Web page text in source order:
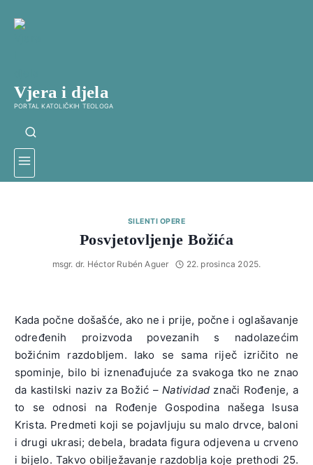
Vjera i djela
PORTAL KATOLIČKIH TEOLOGA
SILENTI OPERE
Posvjetovljenje Božića
msgr. dr. Héctor Rubén Aguer 22. prosinca 2025.
Kada počne došašće, ako ne i prije, počne i oglašavanje
određenih proizvoda povezanih s nadolazećim
božićnim razdobljem. Iako se sama riječ izričito ne
spominje, bilo bi iznenađujuće za svakoga tko ne znao
da kastilski naziv za Božić –Natividad znači Rođenje, a
to se odnosi na Rođenje Gospodina našega Isusa
Krista. Predmeti koji se pojavljuju su malo drvce, baloni
i drugi ukrasi; debela, bradata figura odjevena u crveno
i bijelo. Takvo obilježavanje razdoblja koje prethodi 25.